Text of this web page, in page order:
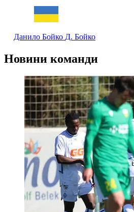
Данило Бойко Д. Бойко
Новини команди